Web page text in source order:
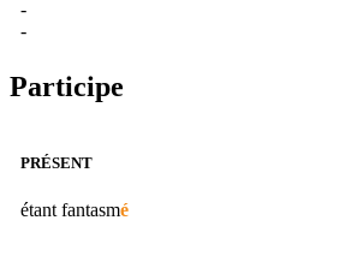
-
-
Participe
PRÉSENT
étant fantasmé